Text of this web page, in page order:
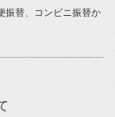
振替、コンビニ振替か